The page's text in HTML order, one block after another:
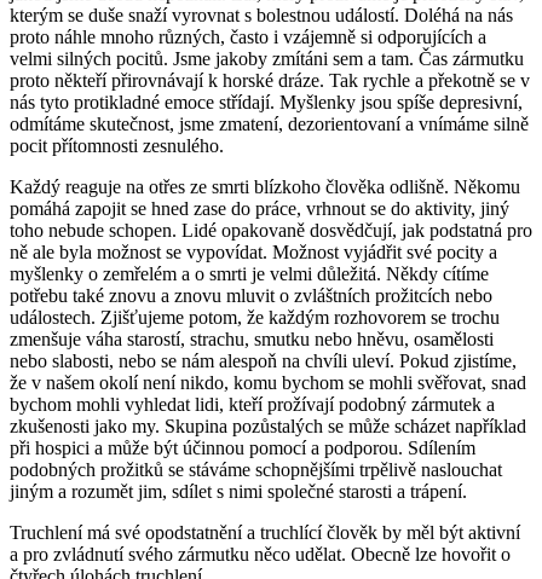
kterým se duše snaží vyrovnat s bolestnou událostí. Doléhá na nás
proto náhle mnoho různých, často i vzájemně si odporujících a
velmi silných pocitů. Jsme jakoby zmítáni sem a tam. Čas zármutku
proto někteří přirov­návají k horské dráze. Tak rychle a překotně se v
nás tyto protikladné emoce střídají. Myšlenky jsou spíše depresivní,
odmítáme skutečnost, jsme zmatení, dezorientovaní a vnímáme silně
pocit přítomnosti zesnulého.
Každý reaguje na otřes ze smrti blízkoho člověka odlišně. Někomu
pomáhá zapojit se hned zase do práce, vrh­nout se do aktivity, jiný
toho nebude schopen. Lidé opakovaně dosvědčují, jak podstatná pro
ně ale byla možnost se vypovídat. Možnost vyjádřit své pocity a
myšlenky o zemřelém a o smrti je velmi důležitá. Někdy cítíme
potřebu také znovu a znovu mluvit o zvláštních prožitcích nebo
událostech. Zjišťujeme potom, že každým rozhovorem se trochu
zmenšuje váha starostí, strachu, smutku nebo hněvu, osamělosti
nebo slabosti, nebo se nám alespoň na chvíli uleví. Pokud zjistíme,
že v našem okolí není nikdo, komu bychom se mohli svěřovat, snad
bychom mohli vyhledat lidi, kteří prožívají po­dobný zármutek a
zkušenosti jako my. Skupina pozůstalých se může scházet na­příklad
při hospici a může být účinnou pomocí a podporou. Sdílením
podobných prožitků se stáváme schopnějšími trpělivě naslouchat
jiným a rozumět jim, sdílet s nimi společné starosti a trápení.
Truchlení má své opodstatnění a truchlící člověk by měl být aktivní
a pro zvládnutí svého zármutku něco udělat. Obecně lze hovořit o